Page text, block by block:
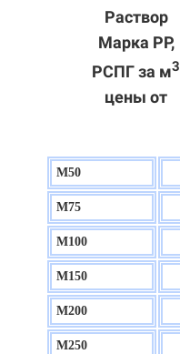
Раствор
Марка РР,
РСПГ за м3
цены от
М50
М75
М100
М150
М200
М250